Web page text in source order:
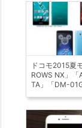
ドコモ2015夏
ROWS NX」「
TA」「DM-